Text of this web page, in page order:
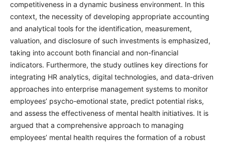
competitiveness in a dynamic business environment. In this
context, the necessity of developing appropriate accounting
and analytical tools for the identification, measurement,
valuation, and disclosure of such investments is emphasized,
taking into account both financial and non-financial
indicators. Furthermore, the study outlines key directions for
integrating HR analytics, digital technologies, and data-driven
approaches into enterprise management systems to monitor
employees’ psycho-emotional state, predict potential risks,
and assess the effectiveness of mental health initiatives. It is
argued that a comprehensive approach to managing
employees’ mental health requires the formation of a robust